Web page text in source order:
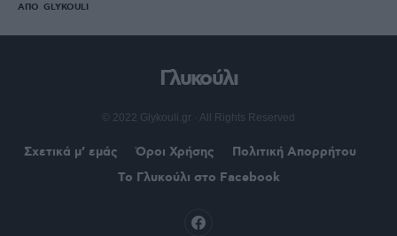
ΑΠΌ GLYKOULI
Γλυκούλι
© 2022 Glykouli.gr · All Rights Reserved
Σχετικά μ’ εμάς Όροι Χρήσης
Πολιτική Απορρήτου
Το Γλυκούλι στο Facebook